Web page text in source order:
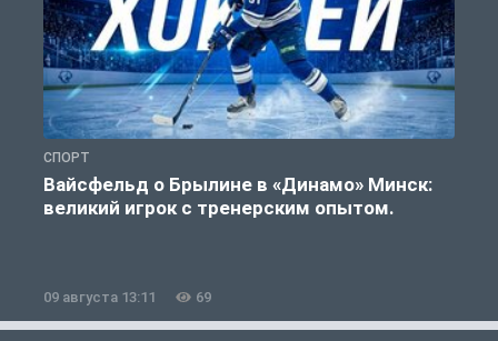
СПОРТ
Вайсфельд о Брылине в «Динамо» Минск:
великий игрок с тренерским опытом.
09 августа 13:11 69